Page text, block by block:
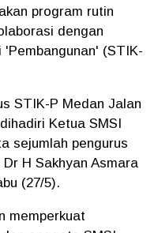
program rutin
dengan
(STIK-
STIK-P Medan Jalan
Ketua SMSI
sejumlah pengurus
H Sakhyan Asmara
(27/5).
memperkuat